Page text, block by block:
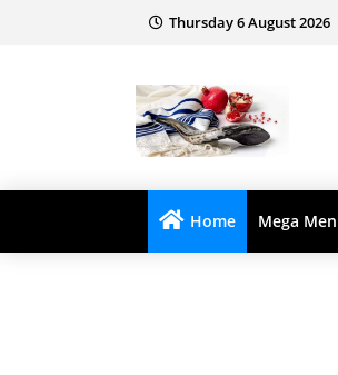
Thursday 6 August 2026
Home Mega